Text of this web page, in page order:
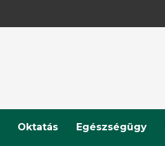
Oktatás Egészségügy